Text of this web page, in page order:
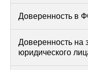
Доверенность в
Доверенность на
юридического